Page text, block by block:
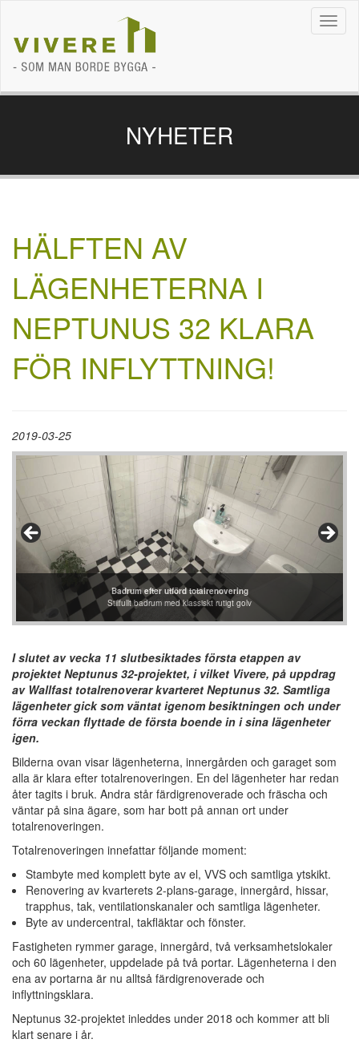
NYHETER
HÄLFTEN AV
LÄGENHETERNA I
NEPTUNUS 32 KLARA
FÖR INFLYTTNING!
2019-03-25
Badrum efter utförd totalrenovering
Stilfullt badrum med klassiskt rutigt golv
Kök efter utförd totalrenovering
Enkelt men funktionellt kök i helvitt
Vardagsrum efter utförd totalrenovering
Trappuppgång efter utförd totalrenovering
Innergård efter utförd totalrenovering
Garage efter utförd totalrenovering
Sista checken efter utförd totalrenovering
Nya vitvaror packas upp
I slutet av vecka 11 slutbesiktades första etappen av
projektet Neptunus 32-projektet, i vilket Vivere, på uppdrag
av Wallfast totalrenoverar kvarteret Neptunus 32. Samtliga
lägenheter gick som väntat igenom besiktningen och under
förra veckan flyttade de första boende in i sina lägenheter
igen.
Bilderna ovan visar lägenheterna, innergården och garaget som
alla är klara efter totalrenoveringen. En del lägenheter har redan
åter tagits i bruk. Andra står färdigrenoverade och fräscha och
väntar på sina ägare, som har bott på annan ort under
totalrenoveringen.
Totalrenoveringen innefattar följande moment:
Stambyte med komplett byte av el, VVS och samtliga ytskikt.
Renovering av kvarterets 2-plans-garage, innergård, hissar,
trapphus, tak, ventilationskanaler och samtliga lägenheter.
Byte av undercentral, takfläktar och fönster.
Fastigheten rymmer garage, innergård, två verksamhetslokaler
och 60 lägenheter, uppdelade på två portar. Lägenheterna i den
ena av portarna är nu alltså färdigrenoverade och
inflyttningsklara.
Neptunus 32-projektet inleddes under 2018 och kommer att bli
klart senare i år.